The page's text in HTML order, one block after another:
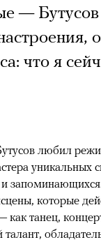
— Бутусов
что я
любил
уникальных
которые
как танец,